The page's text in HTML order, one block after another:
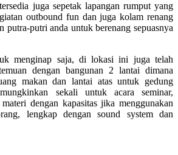
juga sepetak lapangan rumput yang
outbound fun dan juga kolam renang
putra-putri anda untuk berenang sepuasnya
menginap saja, di lokasi ini juga telah
dengan bangunan 2 lantai dimana
makan dan lantai atas untuk gedung
sekali untuk acara seminar,
dengan kapasitas jika menggunakan
lengkap dengan sound system dan